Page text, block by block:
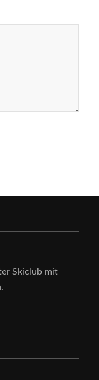
Skiclub mit